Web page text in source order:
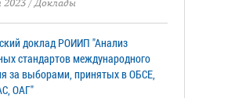
2023 /Доклады
доклад РОИИП "Анализ
стандартов международного
за выборами, принятых в ОБСЕ,
ОАГ"